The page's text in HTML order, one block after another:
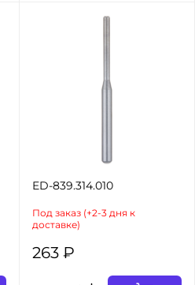
ED-839.314.010
Под заказ (+2-3 дня к
доставке)
263 ₽